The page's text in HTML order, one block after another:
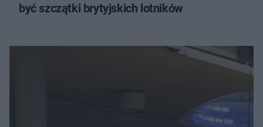
być szczątki brytyjskich lotników